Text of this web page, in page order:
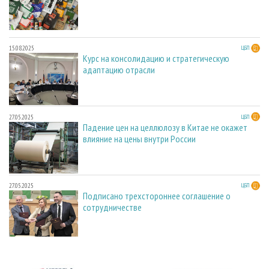
15.08.2025 ЦБП
Курс на консолидацию и стратегическую
адаптацию отрасли
27.05.2025 ЦБП
Падение цен на целлюлозу в Китае не окажет
влияние на цены внутри России
27.05.2025 ЦБП
Подписано трехстороннее соглашение о
сотрудничестве